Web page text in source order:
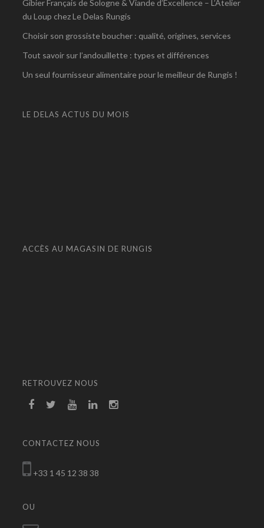
Gibier Français de Sologne & Viande d’Excellence – L’Atelier
du Loup chez Le Delas Rungis
Choisir son grossiste boucher : qualité, origines, services
Tout savoir sur l’andouillette : types et différences
Un seul fournisseur alimentaire pour le meilleur de Rungis !
LE DELAS ACTUS DU MOIS
ACCÈS AU MAGASIN DE RUNGIS
RETROUVEZ NOUS
CONTACTEZ NOUS
+33 1 45 12 38 38
OU